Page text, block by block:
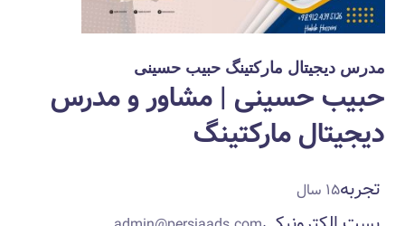
مدرس دیجیتال مارکتینگ حبیب حسینی
حبیب حسینی | مشاور و مدرس
دیجیتال مارکتینگ
تجربه۱۵ سال